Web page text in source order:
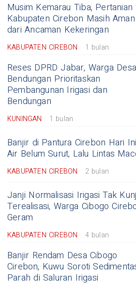
Musim Kemarau Tiba, Pertanian
Kabupaten Cirebon Masih Aman
dari Ancaman Kekeringan
KABUPATEN CIREBON 1 bulan
Reses DPRD Jabar, Warga Desa
Bendungan Prioritaskan
Pembangunan Irigasi dan
Bendungan
KUNINGAN 1 bulan
Banjir di Pantura Cirebon Hari
Air Belum Surut, Lalu Lintas
KABUPATEN CIREBON 2 bulan
Janji Normalisasi Irigasi Tak
Terealisasi, Warga Cibogo
Geram
KABUPATEN CIREBON 4 bulan
Banjir Rendam Desa Cibogo
Cirebon, Kuwu Soroti
Parah di Saluran Irigasi